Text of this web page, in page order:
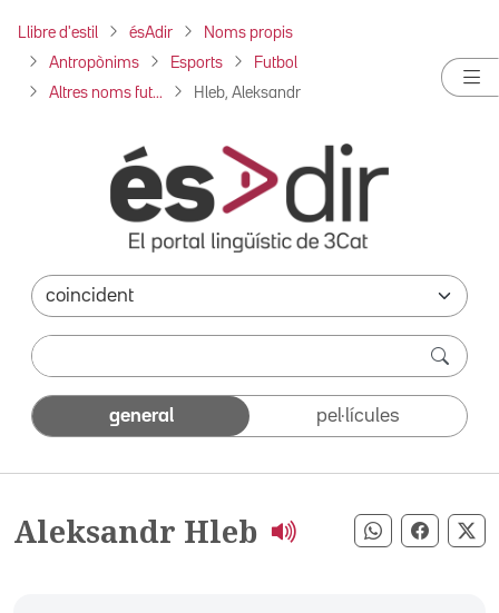
Llibre d'estil ésAdir Noms propis
Antropònims Esports Futbol
Altres noms fut... Hleb, Aleksandr
general pel·lícules
Aleksandr Hleb Compartir